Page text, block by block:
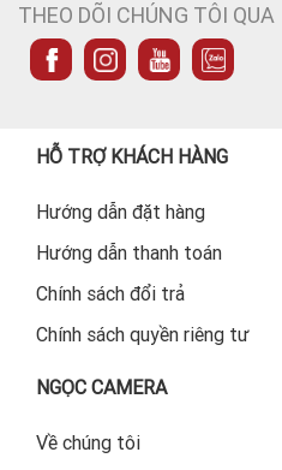
THEO DÕI CHÚNG TÔI QUA
HỖ TRỢ KHÁCH HÀNG
Hướng dẫn đặt hàng
Hướng dẫn thanh toán
Chính sách đổi trả
Chính sách quyền riêng tư
NGỌC CAMERA
Về chúng tôi